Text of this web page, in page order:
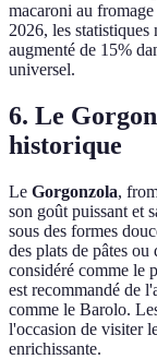
macaroni au
2026, les
augmenté de 15%
universel.
6. Le
historique
Le Gorgonzola,
son goût puissant et
sous des formes
des plats de pâtes
considéré comme le
est recommandé de
comme le Barolo.
l'occasion de visiter
enrichissante.